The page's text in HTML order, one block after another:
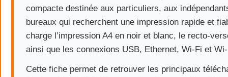
compacte destinée aux particuliers, aux
bureaux qui recherchent une impression rapide et
charge l’impression A4 en noir et blanc, le recto-
ainsi que les connexions USB, Ethernet, Wi-Fi et
Cette fiche permet de retrouver les principaux